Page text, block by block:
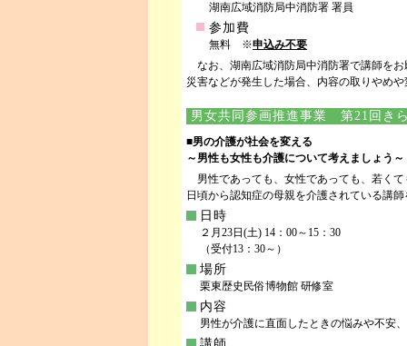
湖南広域消防局中消防署 署員
参加費
無料 ※申込み不要
なお、湖南広域消防局中消防署で講師を
災害などが発生した場合、内容の取りやめ
男女共同参画推進事業 第21回き
■男の介護が社会を変える
～男性も女性も介護について考えましょう～
男性であっても、女性であっても、若く
日頃から認知症の母親を介護されている講
日時
２月23日(土) 14：00～15：30
（受付13：30～）
場所
栗東歴史民俗博物館 研修室
内容
男性が介護に直面したときの悩みや不安